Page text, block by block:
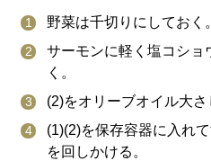
野菜は千切りにしておく。
サーモンに軽く塩コショ
く。
(2)をオリーブオイル大さ
(1)(2)を保存容器に入れ
を回しかける。